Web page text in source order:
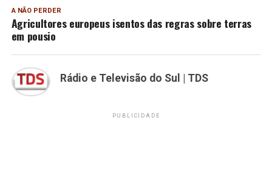
A NÃO PERDER
Agricultores europeus isentos das regras sobre terras
em pousio
Rádio e Televisão do Sul | TDS
PUBLICIDADE